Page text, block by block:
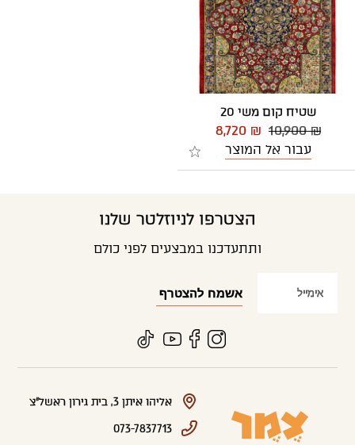
שטיח קום משי 20
10,900 ₪
8,720 ₪
עבור אל המוצר
הצטרפו לניוזלטר שלנו
ותתעדכנו במבצעים לפני כולם
אליהו איתן 3, בית גירון ראשל"צ
073-7837713